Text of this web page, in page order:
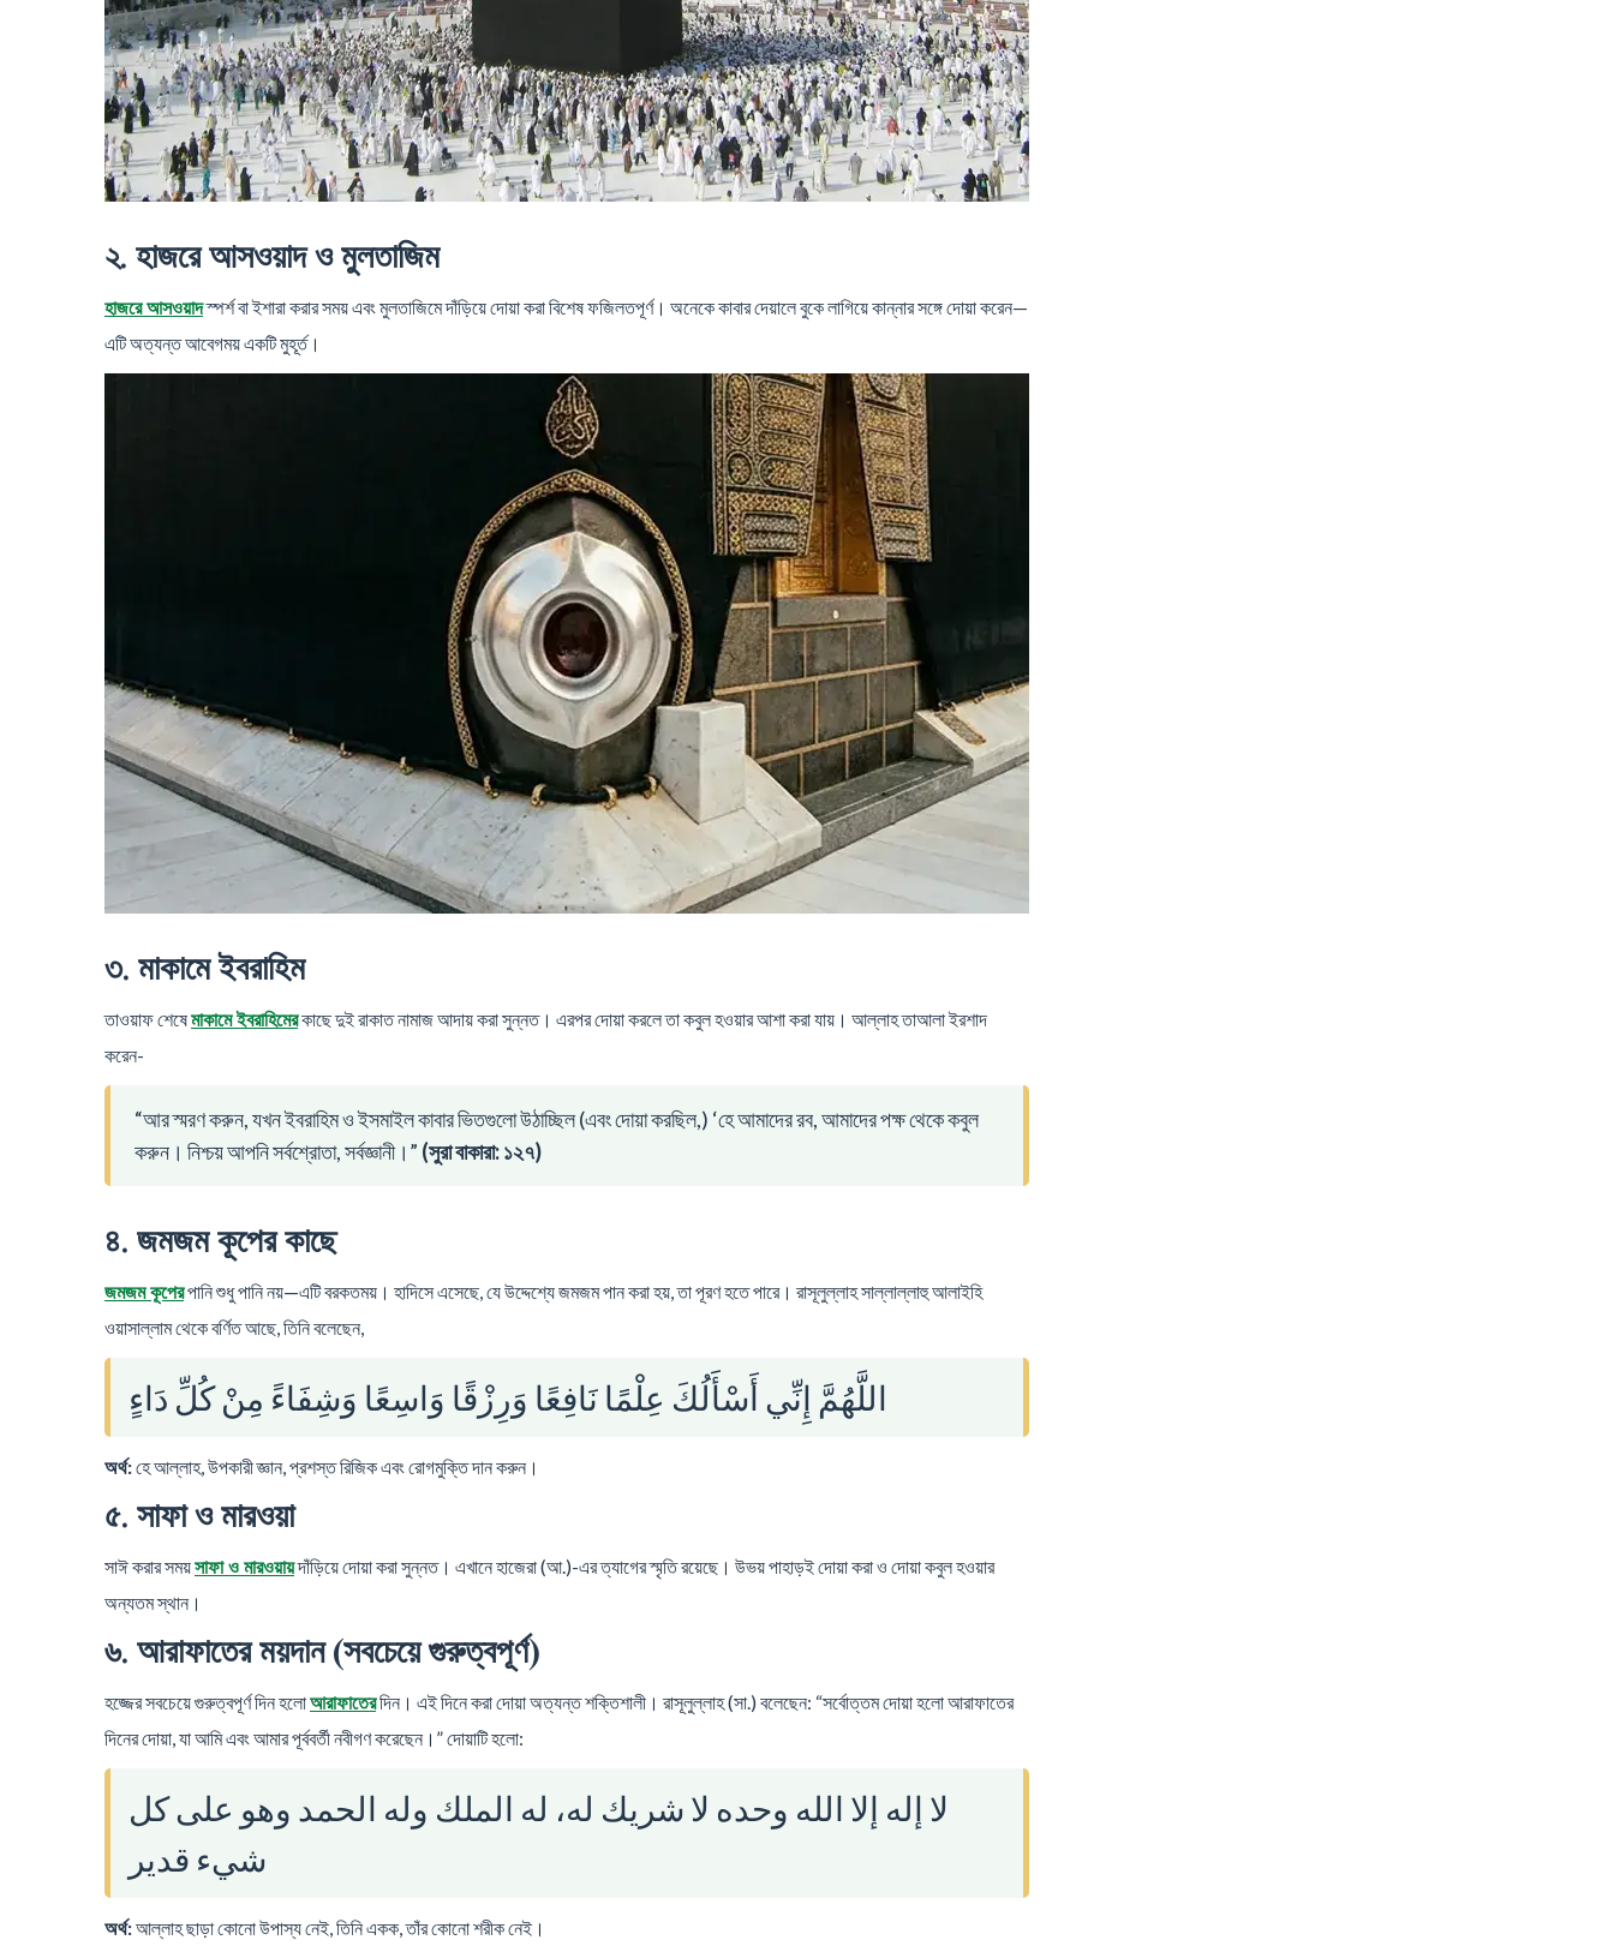
২. হাজরে আসওয়াদ ও মুলতাজিম
হাজরে আসওয়াদস্পর্শ বা ইশারা করার সময় এবং মুলতাজিমে দাঁড়িয়ে দোয়া করা বিশেষ ফজিলতপূর্ণ। অনেকে কাবার দেয়ালে বুকে লাগিয়ে কান্নার সঙ্গে দোয়া করেন—
এটি অত্যন্ত আবেগময় একটি মুহূর্ত।
৩. মাকামে ইবরাহিম
তাওয়াফ শেষেমাকামে ইবরাহিমেরকাছে দুই রাকাত নামাজ আদায় করা সুন্নত। এরপর দোয়া করলে তা কবুল হওয়ার আশা করা যায়। আল্লাহ তাআলা ইরশাদ
করেন-
“আর স্মরণ করুন, যখন ইবরাহিম ও ইসমাইল কাবার ভিতগুলো উঠাচ্ছিল (এবং দোয়া করছিল,) ‘হে আমাদের রব, আমাদের পক্ষ থেকে কবুল
করুন। নিশ্চয় আপনি সর্বশ্রোতা, সর্বজ্ঞানী।” (সুরা বাকারা: ১২৭)
৪. জমজম কূপের কাছে
জমজম কূপেরপানি শুধু পানি নয়—এটি বরকতময়। হাদিসে এসেছে, যে উদ্দেশ্যে জমজম পান করা হয়, তা পূরণ হতে পারে। রাসূলুল্লাহ সাল্লাল্লাহু আলাইহি
ওয়াসাল্লাম থেকে বর্ণিত আছে, তিনি বলেছেন,
اللَّهُمَّ إِنِّي أَسْأَلُكَ عِلْمًا نَافِعًا وَرِزْقًا وَاسِعًا وَشِفَاءً مِنْ كُلِّ دَاءٍ
অর্থ:হে আল্লাহ, উপকারী জ্ঞান, প্রশস্ত রিজিক এবং রোগমুক্তি দান করুন।
৫. সাফা ও মারওয়া
সাঈ করার সময়সাফা ও মারওয়ায়দাঁড়িয়ে দোয়া করা সুন্নত। এখানে হাজেরা (আ.)-এর ত্যাগের স্মৃতি রয়েছে। উভয় পাহাড়ই দোয়া করা ও দোয়া কবুল হওয়ার
অন্যতম স্থান।
৬. আরাফাতের ময়দান (সবচেয়ে গুরুত্বপূর্ণ)
হজ্জের সবচেয়ে গুরুত্বপূর্ণ দিন হলোআরাফাতেরদিন। এই দিনে করা দোয়া অত্যন্ত শক্তিশালী। রাসূলুল্লাহ (সা.) বলেছেন: “সর্বোত্তম দোয়া হলো আরাফাতের
দিনের দোয়া, যা আমি এবং আমার পূর্ববর্তী নবীগণ করেছেন।” দোয়াটি হলো:
لا إله إلا الله وحده لا شريك له، له الملك وله الحمد وهو على كل
شيء قدير
অর্থ:আল্লাহ ছাড়া কোনো উপাস্য নেই, তিনি একক, তাঁর কোনো শরীক নেই।